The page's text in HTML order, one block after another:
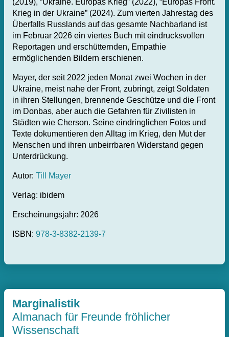
Krieg in der Ukraine” (2024). Zum vierten Jahrestag des
Überfalls Russlands auf das gesamte Nachbarland ist
im Februar 2026 ein viertes Buch mit eindrucksvollen
Reportagen und erschütternden, Empathie
ermöglichenden Bildern erschienen.
Mayer, der seit 2022 jeden Monat zwei Wochen in der
Ukraine, meist nahe der Front, zubringt, zeigt Soldaten
in ihren Stellungen, brennende Geschütze und die Front
im Donbas, aber auch die Gefahren für Zivilisten in
Städten wie Cherson. Seine eindringlichen Fotos und
Texte dokumentieren den Alltag im Krieg, den Mut der
Menschen und ihren unbeirrbaren Widerstand gegen
Unterdrückung.
Autor: Till Mayer
Verlag: ibidem
Erscheinungsjahr: 2026
ISBN: 978-3-8382-2139-7
Marginalistik
Almanach für Freunde fröhlicher
Wissenschaft